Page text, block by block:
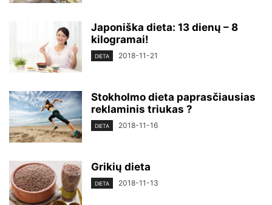
Japoniška dieta: 13 dienų – 8
kilogramai!
DIETA 2018-11-21
Stokholmo dieta paprasčiausias
reklaminis triukas ?
DIETA 2018-11-16
Grikių dieta
DIETA 2018-11-13